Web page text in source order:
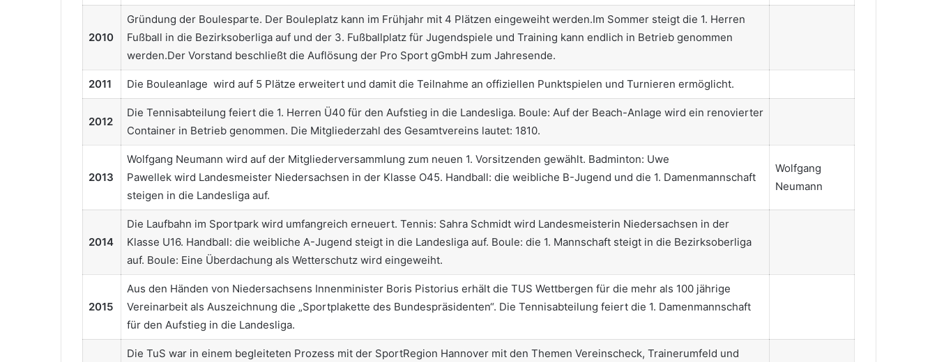
2010
Gründung der Boulesparte. Der Bouleplatz kann im Frühjahr mit 4 Plätzen eingeweiht werden.Im Sommer steigt die 1. Herren
Fußball in die Bezirksoberliga auf und der 3. Fußballplatz für Jugendspiele und Training kann endlich in Betrieb genommen
werden.Der Vorstand beschließt die Auflösung der Pro Sport gGmbH zum Jahresende.
2011 Die Bouleanlage wird auf 5 Plätze erweitert und damit die Teilnahme an offiziellen Punktspielen und Turnieren ermöglicht.
2012
Die Tennisabteilung feiert die 1. Herren Ü40 für den Aufstieg in die Landesliga. Boule: Auf der Beach-Anlage wird ein renovierter
Container in Betrieb genommen. Die Mitgliederzahl des Gesamtvereins lautet: 1810.
2013
Wolfgang Neumann wird auf der Mitgliederversammlung zum neuen 1. Vorsitzenden gewählt. Badminton: Uwe
Pawellek wird Landesmeister Niedersachsen in der Klasse O45. Handball: die weibliche B-Jugend und die 1. Damenmannschaft
steigen in die Landesliga auf.
Wolfgang
Neumann
2014
Die Laufbahn im Sportpark wird umfangreich erneuert. Tennis: Sahra Schmidt wird Landesmeisterin Niedersachsen in der
Klasse U16. Handball: die weibliche A-Jugend steigt in die Landesliga auf. Boule: die 1. Mannschaft steigt in die Bezirksoberliga
auf. Boule: Eine Überdachung als Wetterschutz wird eingeweiht.
2015
Aus den Händen von Niedersachsens Innenminister Boris Pistorius erhält die TUS Wettbergen für die mehr als 100 jährige
Vereinarbeit als Auszeichnung die „Sportplakette des Bundespräsidenten“. Die Tennisabteilung feiert die 1. Damenmannschaft
für den Aufstieg in die Landesliga.
Die TuS war in einem begleiteten Prozess mit der SportRegion Hannover mit den Themen Vereinscheck, Trainerumfeld und